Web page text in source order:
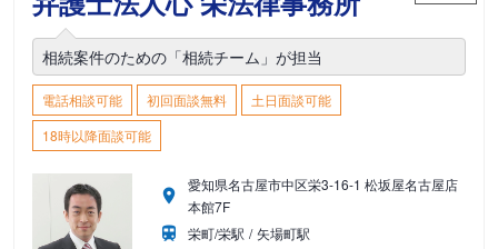
相続案件のための「相続チーム」が担当
電話相談可能 初回面談無料
土日面談可能
18時以降面談可能
愛知県名古屋市中区栄3-16-1 松坂屋名古屋店
本館7F
栄町/栄駅
矢場町駅